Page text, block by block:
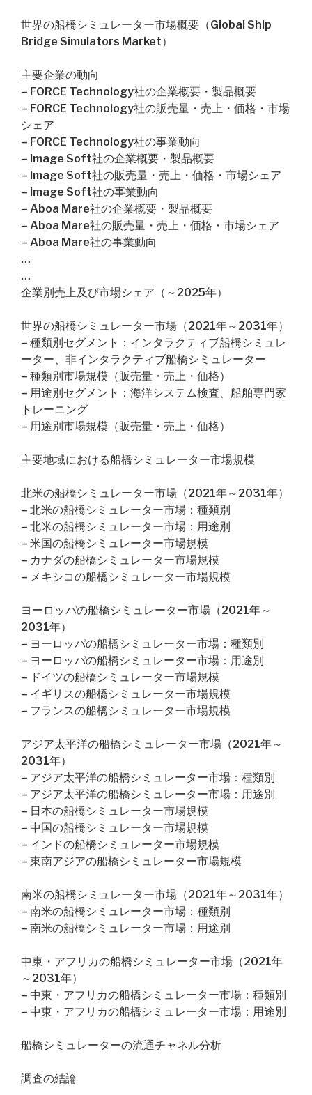
世界の船橋シミュレーター市場概要（Global Ship
Bridge Simulators Market）
主要企業の動向
– FORCE Technology社の企業概要・製品概要
– FORCE Technology社の販売量・売上・価格・市場
シェア
– FORCE Technology社の事業動向
– Image Soft社の企業概要・製品概要
– Image Soft社の販売量・売上・価格・市場シェア
– Image Soft社の事業動向
– Aboa Mare社の企業概要・製品概要
– Aboa Mare社の販売量・売上・価格・市場シェア
– Aboa Mare社の事業動向
…
…
企業別売上及び市場シェア（～2025年）
世界の船橋シミュレーター市場（2021年～2031年）
– 種類別セグメント：インタラクティブ船橋シミュレ
ーター、非インタラクティブ船橋シミュレーター
– 種類別市場規模（販売量・売上・価格）
– 用途別セグメント：海洋システム検査、船舶専門家
トレーニング
– 用途別市場規模（販売量・売上・価格）
主要地域における船橋シミュレーター市場規模
北米の船橋シミュレーター市場（2021年～2031年）
– 北米の船橋シミュレーター市場：種類別
– 北米の船橋シミュレーター市場：用途別
– 米国の船橋シミュレーター市場規模
– カナダの船橋シミュレーター市場規模
– メキシコの船橋シミュレーター市場規模
ヨーロッパの船橋シミュレーター市場（2021年～
2031年）
– ヨーロッパの船橋シミュレーター市場：種類別
– ヨーロッパの船橋シミュレーター市場：用途別
– ドイツの船橋シミュレーター市場規模
– イギリスの船橋シミュレーター市場規模
– フランスの船橋シミュレーター市場規模
アジア太平洋の船橋シミュレーター市場（2021年～
2031年）
– アジア太平洋の船橋シミュレーター市場：種類別
– アジア太平洋の船橋シミュレーター市場：用途別
– 日本の船橋シミュレーター市場規模
– 中国の船橋シミュレーター市場規模
– インドの船橋シミュレーター市場規模
– 東南アジアの船橋シミュレーター市場規模
南米の船橋シミュレーター市場（2021年～2031年）
– 南米の船橋シミュレーター市場：種類別
– 南米の船橋シミュレーター市場：用途別
中東・アフリカの船橋シミュレーター市場（2021年
～2031年）
– 中東・アフリカの船橋シミュレーター市場：種類別
– 中東・アフリカの船橋シミュレーター市場：用途別
船橋シミュレーターの流通チャネル分析
調査の結論